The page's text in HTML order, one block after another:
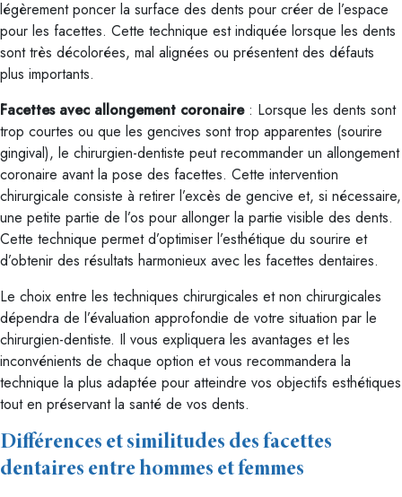
légèrement poncer la surface des dents pour créer de l’espace
pour les facettes. Cette technique est indiquée lorsque les dents
sont très décolorées, mal alignées ou présentent des défauts
plus importants.
Facettes avec allongement coronaire: Lorsque les dents sont
trop courtes ou que les gencives sont trop apparentes (sourire
gingival), le chirurgien-dentiste peut recommander un allongement
coronaire avant la pose des facettes. Cette intervention
chirurgicale consiste à retirer l’excès de gencive et, si nécessaire,
une petite partie de l’os pour allonger la partie visible des dents.
Cette technique permet d’optimiser l’esthétique du sourire et
d’obtenir des résultats harmonieux avec les facettes dentaires.
Le choix entre les techniques chirurgicales et non chirurgicales
dépendra de l’évaluation approfondie de votre situation par le
chirurgien-dentiste. Il vous expliquera les avantages et les
inconvénients de chaque option et vous recommandera la
technique la plus adaptée pour atteindre vos objectifs esthétiques
tout en préservant la santé de vos dents.
Différences et similitudes des facettes
dentaires entre hommes et femmes